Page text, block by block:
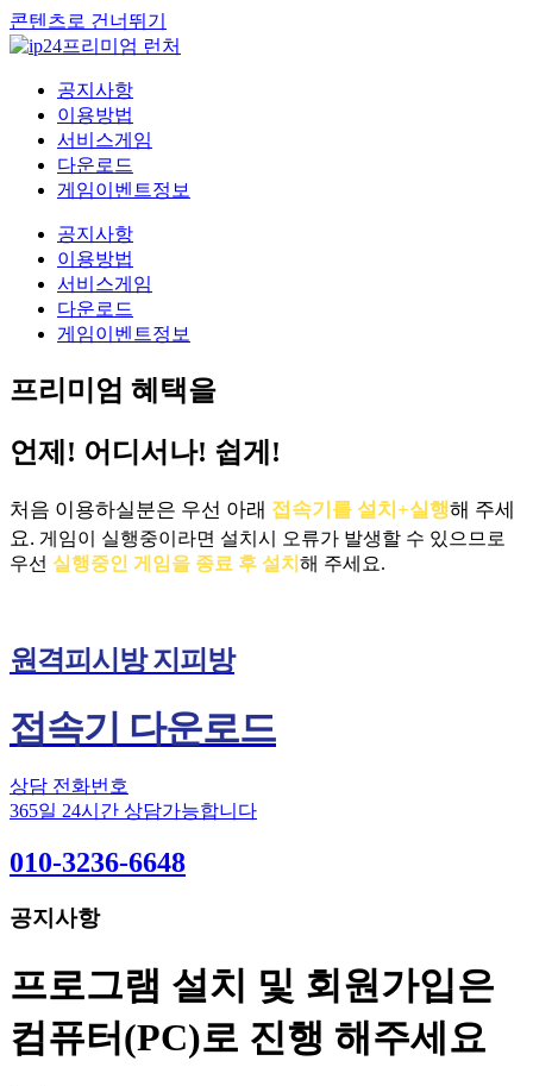
콘텐츠로 건너뛰기
공지사항
이용방법
서비스게임
다운로드
게임이벤트정보
공지사항
이용방법
서비스게임
다운로드
게임이벤트정보
프리미엄 혜택을
언제! 어디서나! 쉽게!
처음 이용하실분은 우선 아래 접속기를 설치+실행해 주세
요. 게임이 실행중이라면 설치시 오류가 발생할 수 있으므로
우선 실행중인 게임을 종료 후 설치 해 주세요.
원격피시방 지피방
접속기 다운로드
상담 전화번호
365일 24시간 상담가능합니다
010-3236-6648
공지사항
프로그램 설치 및 회원가입은
컴퓨터(PC)로 진행 해주세요